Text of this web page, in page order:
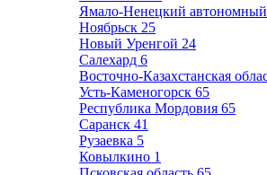
Ямало-Ненецкий автономный
Ноябрьск 25
Новый Уренгой 24
Салехард 6
Восточно-Казахстанская
Усть-Каменогорск 65
Республика Мордовия 65
Саранск 41
Рузаевка 5
Ковылкино 1